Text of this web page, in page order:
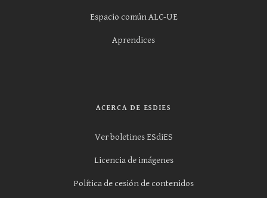
Espacio común ALC-UE
Aprendices
ACERCA DE ESDIES
Ver boletines ESdiES
Licencia de imágenes
Política de cesión de contenidos